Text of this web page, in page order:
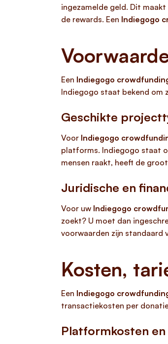
ingezamelde geld. Dit
de rewards. Een Indiegogo
Een Indiegogo
Indiegogo staat bekend om
Geschikte
Voor Indiegogo
platforms. Indiegogo staat
mensen raakt, heeft de
Juridische en
Voor uw Indiegogo
zoekt? U moet dan
voorwaarden zijn standaard
Kosten,
Een Indiegogo
transactiekosten per
Platformkosten